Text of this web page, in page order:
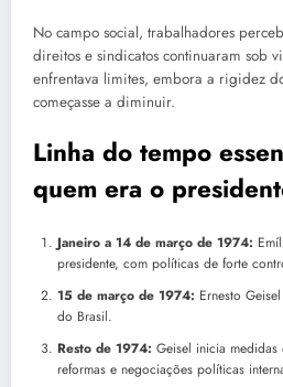
No campo social, trabalhadores
direitos e sindicatos continuaram sob
enfrentava limites, embora a rigidez
começasse a diminuir.
Linha do tempo
quem era o
Janeiro a 14 de março de 1974:
presidente, com políticas de forte
15 de março de 1974: Ernesto
do Brasil.
Resto de 1974: Geisel inicia
reformas e negociações políticas